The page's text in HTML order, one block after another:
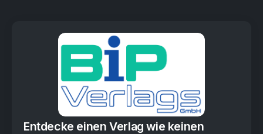
Entdecke einen Verlag wie keinen